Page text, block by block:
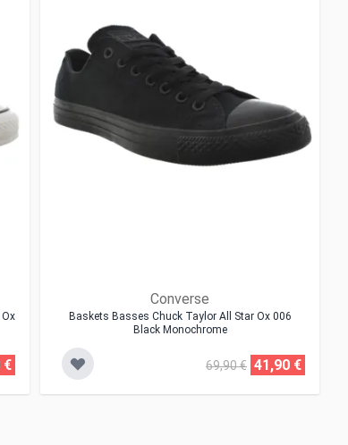
€
Converse
Baskets Basses Chuck Taylor All Star Ox 006
Black Monochrome
69,90 € 41,90 €